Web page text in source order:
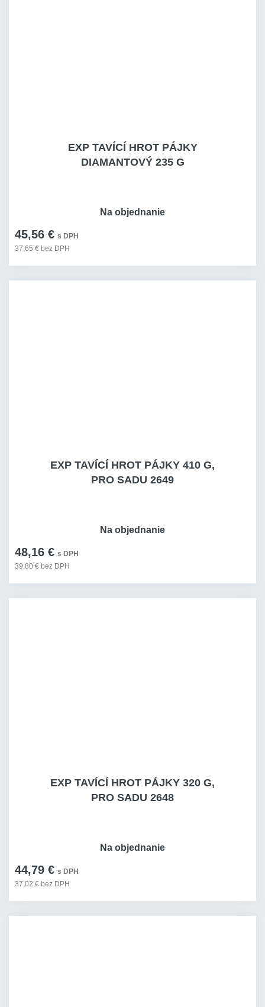
EXP TAVÍCÍ HROT PÁJKY
DIAMANTOVÝ 235 G
45,56 € s DPH
37,65 € bez DPH
Na objednanie
EXP TAVÍCÍ HROT PÁJKY 410 G,
PRO SADU 2649
48,16 € s DPH
39,80 € bez DPH
Na objednanie
EXP TAVÍCÍ HROT PÁJKY 320 G,
PRO SADU 2648
44,79 € s DPH
37,02 € bez DPH
Na objednanie